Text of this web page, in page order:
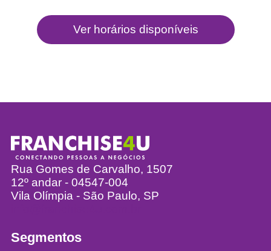
Rua Gomes de Carvalho, 1507
12º andar - 04547-004
Vila Olímpia - São Paulo, SP
Segmentos